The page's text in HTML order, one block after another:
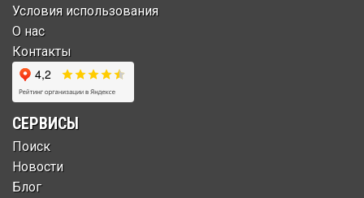
Условия использования
О нас
Контакты
СЕРВИСЫ
Поиск
Новости
Блог